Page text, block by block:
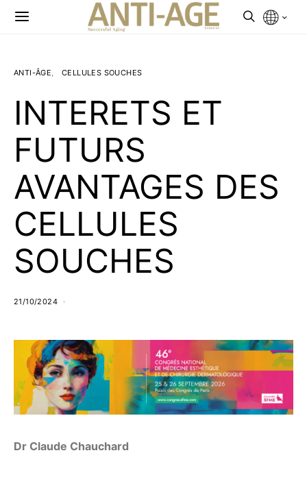
ANTI-ÂGE CELLULES SOUCHES
INTERETS ET
FUTURS
AVANTAGES DES
CELLULES
SOUCHES
21/10/2024
Dr Claude Chauchard